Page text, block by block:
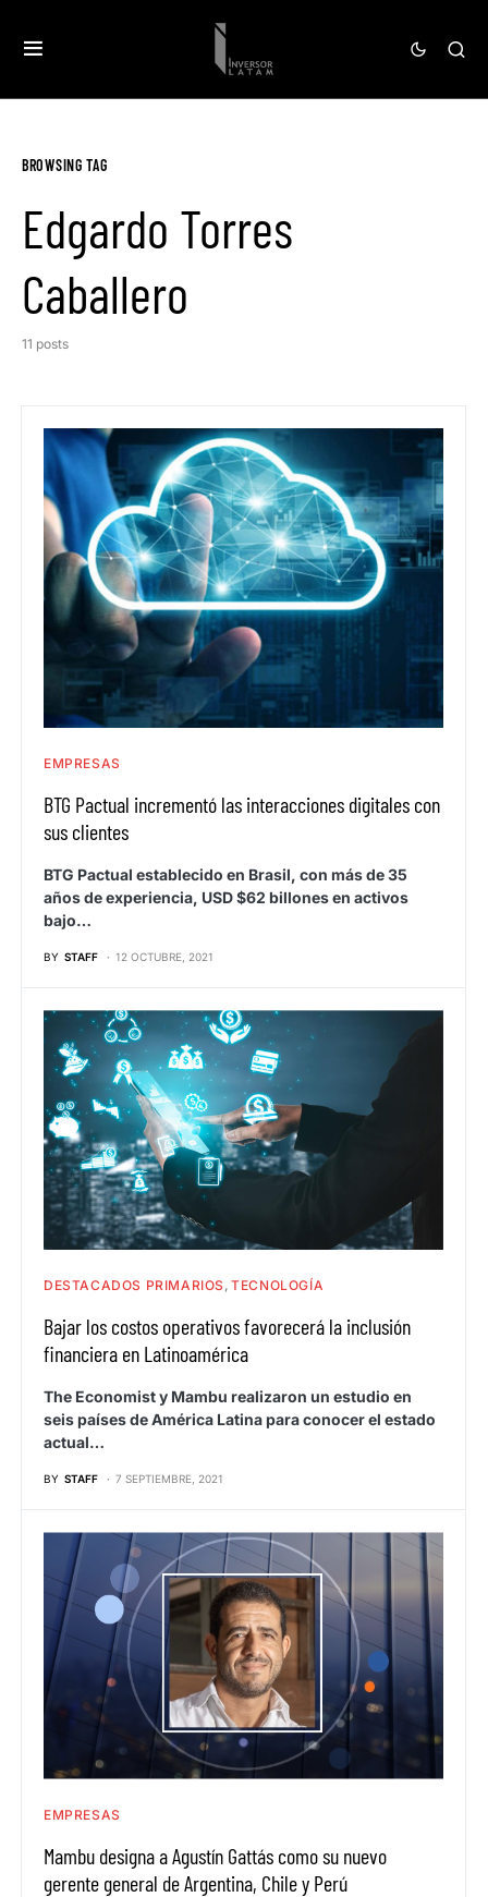
BROWSING TAG
Edgardo Torres
Caballero
11 posts
EMPRESAS
BTG Pactual incrementó las interacciones digitales con
sus clientes
BTG Pactual establecido en Brasil, con más de 35
años de experiencia, USD $62 billones en activos
bajo…
BY STAFF 12 OCTUBRE, 2021
DESTACADOS PRIMARIOS TECNOLOGÍA
Bajar los costos operativos favorecerá la inclusión
financiera en Latinoamérica
The Economist y Mambu realizaron un estudio en
seis países de América Latina para conocer el estado
actual…
BY STAFF 7 SEPTIEMBRE, 2021
EMPRESAS
Mambu designa a Agustín Gattás como su nuevo
gerente general de Argentina, Chile y Perú